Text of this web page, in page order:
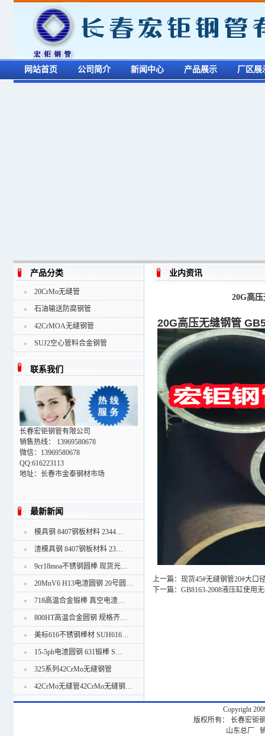
网站首页 公司简介 新闻中心 产品展示 厂区展
业内资讯
20G高
20G高压无缝钢管
上一篇： 现货45#无缝钢管20#大口
下一篇： GB8163-2008液压缸使用
产品分类
20CrMo无缝管
石油输送防腐钢管
42CrMOA无缝钢管
SUJ2空心管料合金钢管
联系我们
长春宏钜钢管有限公司
销售热线： 13969580678
微信：13969580678
QQ:616223113
地址：长春市金泰钢材市场
最新新闻
模具钢 8407钢板材料 2344…
渣模具钢 8407钢板材料 23…
9cr18moa不锈钢圆棒 现货光…
20MnV6 H13电渣圆钢 20号圆…
718高温合金锻棒 真空电渣…
800HT高温合金圆钢 规格齐…
美标616不锈钢棒材 SUH616…
15-5ph电渣圆钢 631锻棒 S…
325系列42CrMo无缝钢管
42CrMo无缝管42CrMo无缝钢…
Copyright
版权所有： 长春宏钜
山东总厂